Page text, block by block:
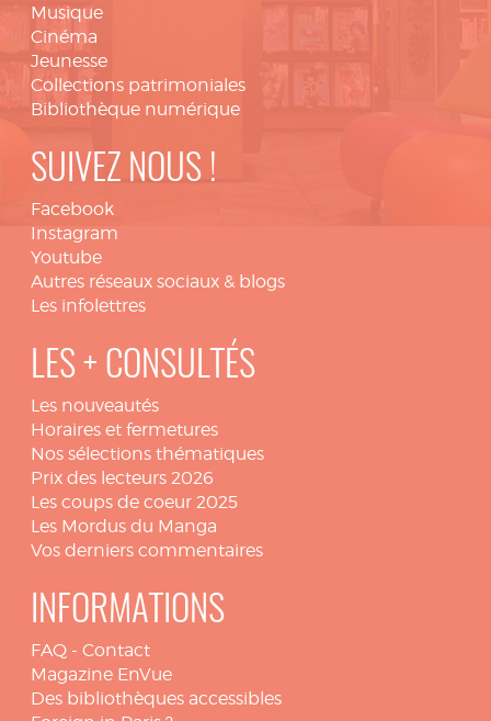
Musique
Cinéma
Jeunesse
Collections patrimoniales
Bibliothèque numérique
SUIVEZ NOUS !
Facebook
Instagram
Youtube
Autres réseaux sociaux & blogs
Les infolettres
LES + CONSULTÉS
Les nouveautés
Horaires et fermetures
Nos sélections thématiques
Prix des lecteurs 2026
Les coups de coeur 2025
Les Mordus du Manga
Vos derniers commentaires
INFORMATIONS
FAQ - Contact
Magazine EnVue
Des bibliothèques accessibles